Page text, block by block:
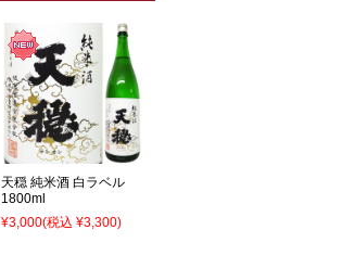
天穏 純米酒 白ラベル
1800ml
¥3,000(税込 ¥3,300)